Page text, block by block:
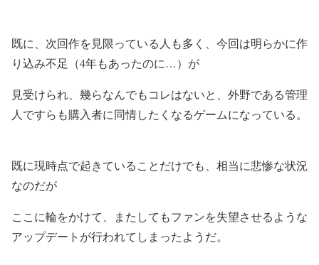
既に、次回作を見限っている人も多く、今回は明らかに作
り込み不足（4年もあったのに…）が
見受けられ、幾らなんでもコレはないと、外野である管理
人ですらも購入者に同情したくなるゲームになっている。
既に現時点で起きていることだけでも、相当に悲惨な状況
なのだが
ここに輪をかけて、またしてもファンを失望させるような
アップデートが行われてしまったようだ。